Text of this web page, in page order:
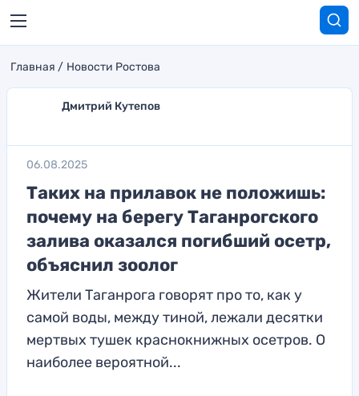
Главная Новости Ростова
Дмитрий Кутепов
06.08.2025
Таких на прилавок не положишь:
почему на берегу Таганрогского
залива оказался погибший осетр,
объяснил зоолог
Жители Таганрога говорят про то, как у
самой воды, между тиной, лежали десятки
мертвых тушек краснокнижных осетров. О
наиболее вероятной...